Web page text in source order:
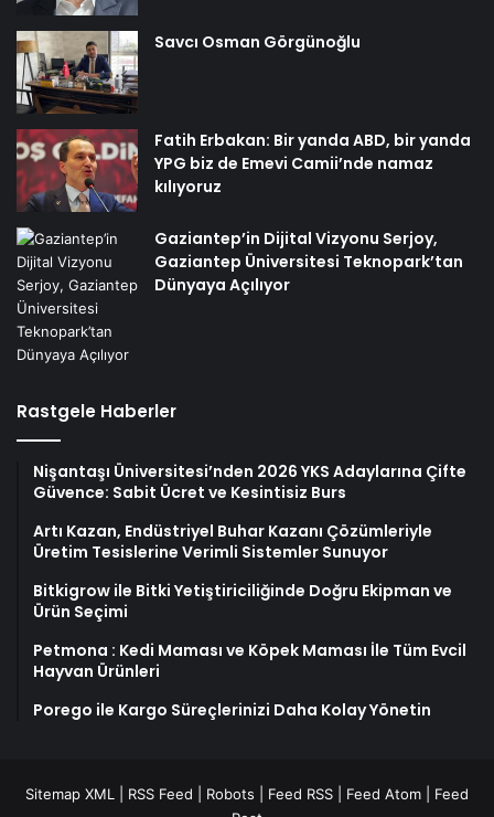
Savcı Osman Görgünoğlu
Fatih Erbakan: Bir yanda ABD, bir yanda
YPG biz de Emevi Camii’nde namaz
kılıyoruz
Gaziantep’in Dijital Vizyonu Serjoy,
Gaziantep Üniversitesi Teknopark’tan
Dünyaya Açılıyor
Rastgele Haberler
Nişantaşı Üniversitesi’nden 2026 YKS Adaylarına Çifte
Güvence: Sabit Ücret ve Kesintisiz Burs
Artı Kazan, Endüstriyel Buhar Kazanı Çözümleriyle
Üretim Tesislerine Verimli Sistemler Sunuyor
Bitkigrow ile Bitki Yetiştiriciliğinde Doğru Ekipman ve
Ürün Seçimi
Petmona : Kedi Maması ve Köpek Maması İle Tüm Evcil
Hayvan Ürünleri
Porego ile Kargo Süreçlerinizi Daha Kolay Yönetin
Sitemap XML RSS Feed Robots Feed RSS Feed Atom
Feed